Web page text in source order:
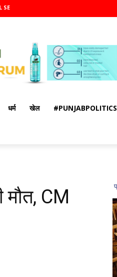
SE
धर्म खेल #PUNJABPOLITICS
मौत, CM